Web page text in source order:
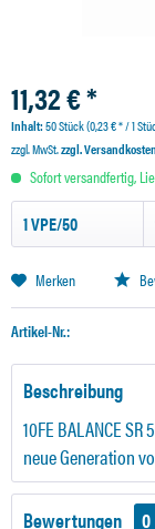
11,32 € *
Inhalt:50 Stück (0,23 € * / 1
zzgl. MwSt.zzgl. Versandkosten
Sofort versandfertig,
Merken
Artikel-Nr.:
Beschreibung
10FE BALANCE
neue Generation
Bewertungen
0